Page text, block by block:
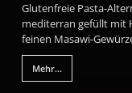
Glutenfreie Pasta-
mediterran gefüllt mit
feinen Masawi-
Mehr...